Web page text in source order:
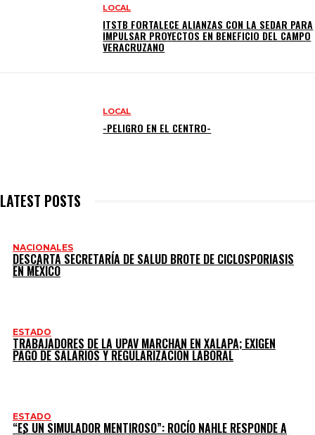
LOCAL
ITSTB FORTALECE ALIANZAS CON LA SEDAR PARA
IMPULSAR PROYECTOS EN BENEFICIO DEL CAMPO
VERACRUZANO
LOCAL
-PELIGRO EN EL CENTRO-
LATEST POSTS
NACIONALES
DESCARTA SECRETARÍA DE SALUD BROTE DE CICLOSPORIASIS
EN MÉXICO
ESTADO
TRABAJADORES DE LA UPAV MARCHAN EN XALAPA; EXIGEN
PAGO DE SALARIOS Y REGULARIZACIÓN LABORAL
ESTADO
“ES UN SIMULADOR MENTIROSO”: ROCÍO NAHLE RESPONDE A